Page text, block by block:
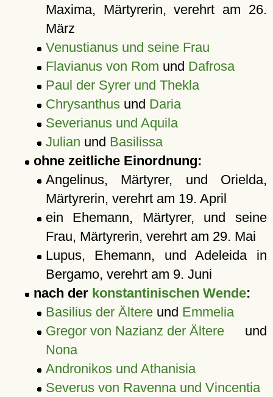
Maxima, Märtyrerin, verehrt am 26.
März
Venustianus und seine Frau
Flavianus von Rom und Dafrosa
Paul der Syrer und Thekla
Chrysanthusund Daria
Severianus und Aquila
Julian und Basilissa
ohne zeitliche Einordnung:
Angelinus, Märtyrer, und Orielda,
Märtyrerin, verehrt am 19. April
ein Ehemann, Märtyrer, und seine
Frau, Märtyrerin, verehrt am 29. Mai
Lupus, Ehemann, und Adeleida in
Bergamo, verehrt am 9. Juni
nach der konstantinischen Wende:
Basilius der Ältereund Emmelia
Gregor von Nazianz der Ältereund
Nona
Andronikos und Athanisia
Severus von Ravenna und Vincentia